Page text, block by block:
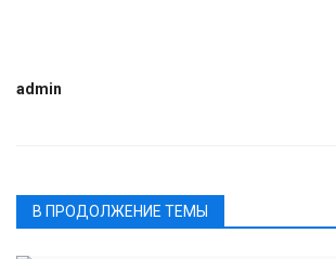
admin
В ПРОДОЛЖЕНИЕ ТЕМЫ